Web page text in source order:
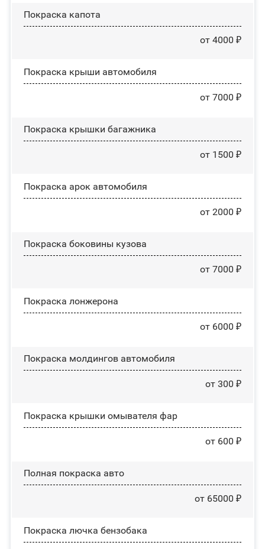
Покраска капота
от 4000 ₽
Покраска крыши автомобиля
от 7000 ₽
Покраска крышки багажника
от 1500 ₽
Покраска арок автомобиля
от 2000 ₽
Покраска боковины кузова
от 7000 ₽
Покраска лонжерона
от 6000 ₽
Покраска молдингов автомобиля
от 300 ₽
Покраска крышки омывателя фар
от 600 ₽
Полная покраска авто
от 65000 ₽
Покраска лючка бензобака